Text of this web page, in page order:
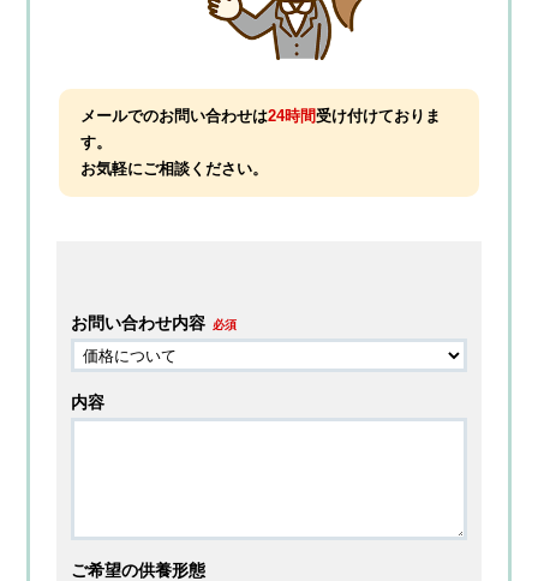
メールでのお問い合わせは24時間受け付けておりま
す。
お気軽にご相談ください。
お問い合わせ内容 必須
内容
ご希望の供養形態